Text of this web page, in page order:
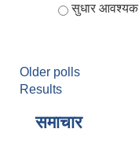
सुधार आवश्यक
Older polls
Results
समाचार